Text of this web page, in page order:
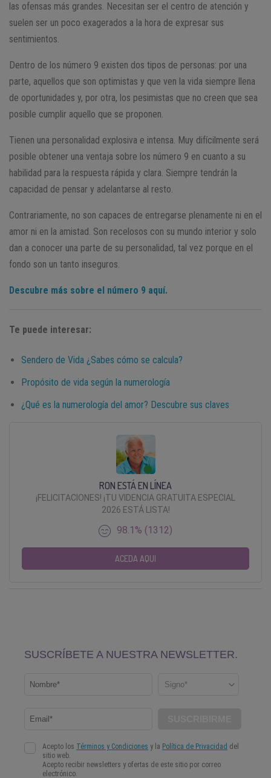
las ofensas más grandes. Necesitan ser el centro de atención y
suelen ser un poco exagerados a la hora de expresar sus
sentimientos.
Dentro de los número 9 existen dos tipos de personas: por una
parte, aquellos que son optimistas y que ven la vida siempre llena
de oportunidades y, por otra, los pesimistas que no creen que sea
posible cumplir aquello que se proponen.
Tienen una personalidad explosiva e intensa. Muy difícilmente será
posible obtener una ventaja sobre los número 9 en cuanto a su
habilidad para la respuesta rápida y clara. Siempre tendrán la
capacidad de pensar y adelantarse al resto.
Contrariamente, no son capaces de entregarse plenamente ni en el
amor ni en la amistad. Son recelosos con su mundo interior y solo
dan a conocer una parte de su personalidad, tal vez porque en el
fondo son un tanto inseguros.
Descubre más sobre el número 9 aquí.
Te puede interesar:
Sendero de Vida ¿Sabes cómo se calcula?
Propósito de vida según la numerología
¿Qué es la numerología del amor? Descubre sus claves
RON ESTÁ EN LÍNEA
¡FELICITACIONES! ¡TU VIDENCIA GRATUITA ESPECIAL
2026 ESTÁ LISTA!
98.1% (1312)
ACEDA AQUI